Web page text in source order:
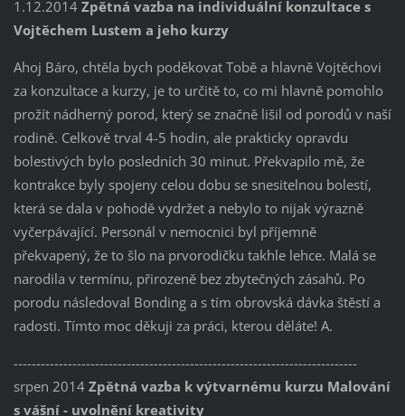
1.12.2014 Zpětná vazba na individuální konzultace s
Vojtěchem Lustem a jeho kurzy
Ahoj Báro, chtěla bych poděkovat Tobě a hlavně Vojtěchovi
za konzultace a kurzy, je to určitě to, co mi hlavně pomohlo
prožít nádherný porod, který se značně lišil od porodů v naší
rodině. Celkově trval 4-5 hodin, ale prakticky opravdu
bolestivých bylo posledních 30 minut. Překvapilo mě, že
kontrakce byly spojeny celou dobu se snesitelnou bolestí,
která se dala v pohodě vydržet a nebylo to nijak výrazně
vyčerpávající. Personál v nemocnici byl příjemně
překvapený, že to šlo na prvorodičku takhle lehce. Malá se
narodila v termínu, přirozeně bez zbytečných zásahů. Po
porodu následoval Bonding a s tím obrovská dávka štěstí a
radosti. Tímto moc děkuji za práci, kterou děláte! A.
----------------------------------------------------------------------------
srpen 2014 Zpětná vazba k výtvarnému kurzu Malování
s vášní - uvolnění kreativity